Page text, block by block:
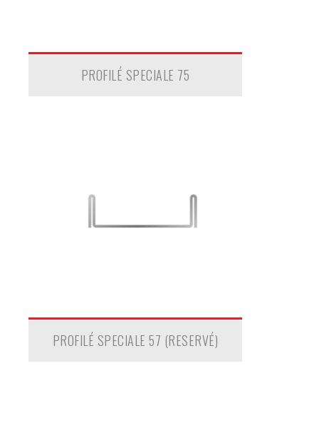
PROFILÉ SPECIALE 75
PROFILÉ SPECIALE 57 (RESERVÉ)